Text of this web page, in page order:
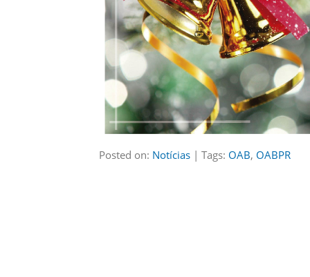
Posted on: Notícias| Tags: OAB, OABPR